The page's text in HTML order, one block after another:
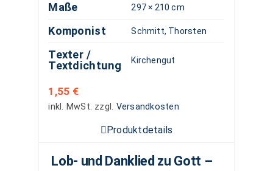
Maße 297 × 210 cm
Komponist Schmitt, Thorsten
Texter /
Textdichtung
Kirchengut
1,55 €
inkl. MwSt. zzgl. Versandkosten
Produktdetails
Lob- und Danklied zu Gott –